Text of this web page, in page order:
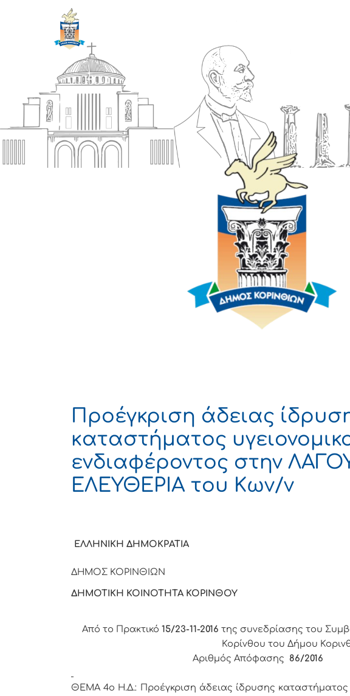
Προέγκριση άδειας
καταστήματος
ενδιαφέροντος στην
ΕΛΕΥΘΕΡΙΑ του Κων/ν
ΕΛΛΗΝΙΚΗ ΔΗΜΟΚΡΑΤΙΑ
ΔΗΜΟΣ
ΔΗΜΟΤΙΚΗ ΚΟΙΝΟΤΗΤΑ ΚΟΡΙΝΘΟΥ
Από το Πρακτικό 15/23-11-2016της συνεδρίασης του
Κορίνθου του Δήμου
Αριθμός Απόφασης
86/2016
ΘΕΜΑ 4o Η.Δ.: Προέγκριση άδειας ίδρυσης